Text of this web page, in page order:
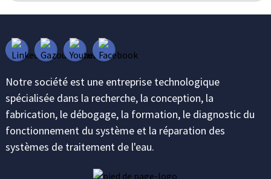
Notre société est une entreprise technologique
spécialisée dans la recherche, la conception, la
fabrication, le débogage, la formation, le diagnostic du
fonctionnement du système et la réparation des
systèmes de traitement de l'eau.